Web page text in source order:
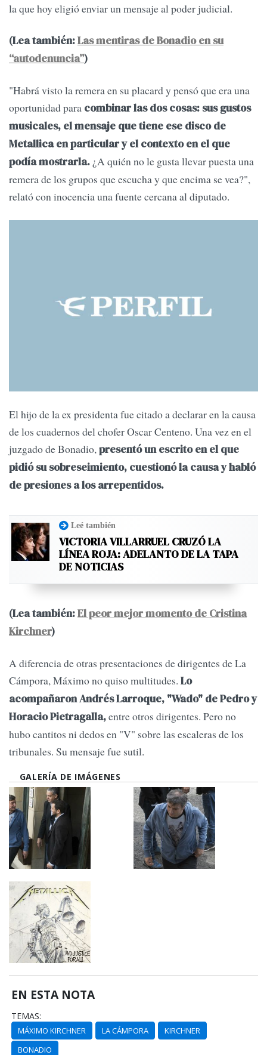
la que hoy eligió enviar un mensaje al poder judicial.
(Lea también:Las mentiras de Bonadio en su
“autodenuncia”)
"Habrá visto la remera en su placard y pensó que era una
oportunidad para combinar las dos cosas: sus gustos
musicales, el mensaje que tiene ese disco de
Metallica en particular y el contexto en el que
podía mostrarla. ¿A quién no le gusta llevar puesta una
remera de los grupos que escucha y que encima se vea?",
relató con inocencia una fuente cercana al diputado.
El hijo de la ex presidenta fue citado a declarar en la causa
de los cuadernos del chofer Oscar Centeno. Una vez en el
juzgado de Bonadio,presentó un escrito en el que
pidió su sobreseimiento, cuestionó la causa y habló
de presiones a los arrepentidos.
Leé también
VICTORIA VILLARRUEL CRUZÓ LA
LÍNEA ROJA: ADELANTO DE LA TAPA
DE NOTICIAS
(Lea también:El peor mejor momento de Cristina
Kirchner)
A diferencia de otras presentaciones de dirigentes de La
Cámpora, Máximo no quiso multitudes. Lo
acompañaron Andrés Larroque, "Wado" de Pedro y
Horacio Pietragalla,entre otros dirigentes. Pero no
hubo cantitos ni dedos en "V" sobre las escaleras de los
tribunales. Su mensaje fue sutil.
GALERÍA DE IMÁGENES
EN ESTA NOTA
TEMAS:
MÁXIMO KIRCHNER LA CÁMPORA
KIRCHNER
BONADIO